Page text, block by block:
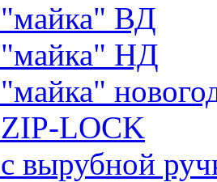
ВД
НД
LOCK
вырубной